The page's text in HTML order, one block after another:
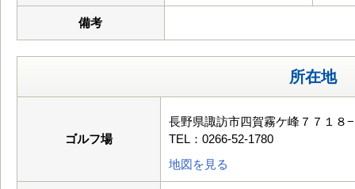
備考
所在地
ゴルフ場
長野県諏訪市四賀霧ケ峰７７１８
TEL：0266-52-1780
地図を見る